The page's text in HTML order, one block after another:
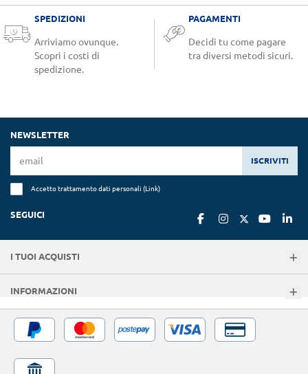
SPEDIZIONI
Arriviamo ovunque.
Scopri i costi di
spedizione.
PAGAMENTI
Decidi tu come pagare
tra diversi metodi sicuri.
NEWSLETTER
ISCRIVITI
Accetto trattamento dati personali (Link)
SEGUICI
I TUOI ACQUISTI
INFORMAZIONI